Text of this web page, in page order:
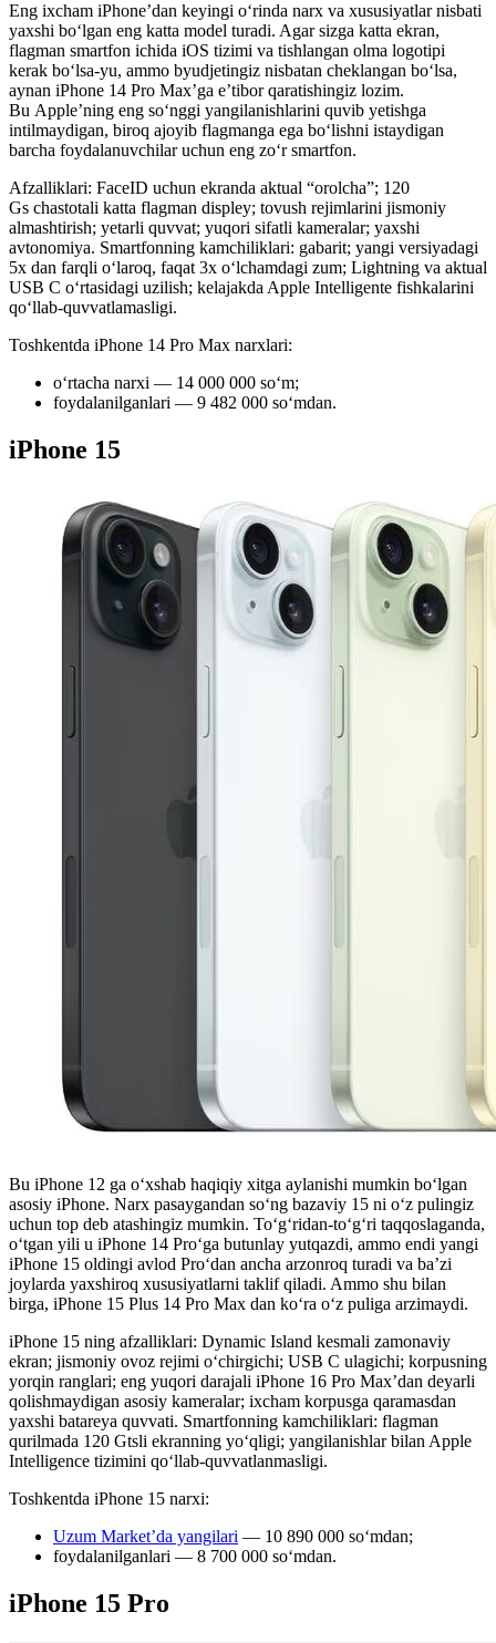
Eng ixcham iPhone’dan keyingi o‘rinda narx va xususiyatlar nisbati
yaxshi bo‘lgan eng katta model turadi. Agar sizga katta ekran,
flagman smartfon ichida iOS tizimi va tishlangan olma logotipi
kerak bo‘lsa-yu, ammo byudjetingiz nisbatan cheklangan bo‘lsa,
aynan iPhone 14 Pro Max’ga e’tibor qaratishingiz lozim.
Bu Apple’ning eng so‘nggi yangilanishlarini quvib yetishga
intilmaydigan, biroq ajoyib flagmanga ega bo‘lishni istaydigan
barcha foydalanuvchilar uchun eng zo‘r smartfon.
Afzalliklari: FaceID uchun ekranda aktual “orolcha”; 120
Gs chastotali katta flagman displey; tovush rejimlarini jismoniy
almashtirish; yetarli quvvat; yuqori sifatli kameralar; yaxshi
avtonomiya. Smartfonning kamchiliklari: gabarit; yangi versiyadagi
5x dan farqli o‘laroq, faqat 3x o‘lchamdagi zum; Lightning va aktual
USB C o‘rtasidagi uzilish; kelajakda Apple Intelligente fishkalarini
qoʻllab-quvvatlamasligi.
Toshkentda iPhone 14 Pro Max narxlari:
o‘rtacha narxi — 14 000 000 so‘m;
foydalanilganlari — 9 482 000 so‘mdan.
iPhone 15
Bu iPhone 12 ga o‘xshab haqiqiy xitga aylanishi mumkin bo‘lgan
asosiy iPhone. Narx pasaygandan so‘ng bazaviy 15 ni o‘z pulingiz
uchun top deb atashingiz mumkin. To‘g‘ridan-to‘g‘ri taqqoslaganda,
o‘tgan yili u iPhone 14 Pro‘ga butunlay yutqazdi, ammo endi yangi
iPhone 15 oldingi avlod Pro‘dan ancha arzonroq turadi va ba’zi
joylarda yaxshiroq xususiyatlarni taklif qiladi. Ammo shu bilan
birga, iPhone 15 Plus 14 Pro Max dan koʻra o‘z puliga arzimaydi.
iPhone 15 ning afzalliklari: Dynamic Island kesmali zamonaviy
ekran; jismoniy ovoz rejimi o‘chirgichi; USB C ulagichi; korpusning
yorqin ranglari; eng yuqori darajali iPhone 16 Pro Max’dan deyarli
qolishmaydigan asosiy kameralar; ixcham korpusga qaramasdan
yaxshi batareya quvvati. Smartfonning kamchiliklari: flagman
qurilmada 120 Gtsli ekranning yo‘qligi; yangilanishlar bilan Apple
Intelligence tizimini qo‘llab-quvvatlanmasligi.
Toshkentda iPhone 15 narxi:
Uzum Market’da yangilari — 10 890 000 so‘mdan;
foydalanilganlari — 8 700 000 soʻmdan.
iPhone 15 Pro